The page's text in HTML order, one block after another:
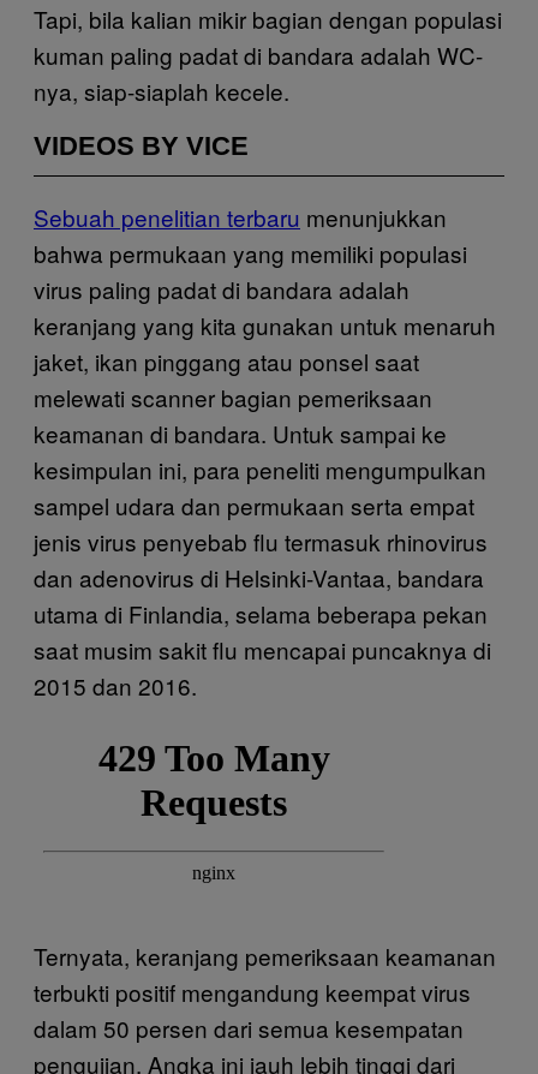
Tapi, bila kalian mikir bagian dengan populasi
kuman paling padat di bandara adalah WC-
nya, siap-siaplah kecele.
VIDEOS BY VICE
Sebuah penelitian terbaru menunjukkan
bahwa permukaan yang memiliki populasi
virus paling padat di bandara adalah
keranjang yang kita gunakan untuk menaruh
jaket, ikan pinggang atau ponsel saat
melewati scanner bagian pemeriksaan
keamanan di bandara. Untuk sampai ke
kesimpulan ini, para peneliti mengumpulkan
sampel udara dan permukaan serta empat
jenis virus penyebab flu termasuk rhinovirus
dan adenovirus di Helsinki-Vantaa, bandara
utama di Finlandia, selama beberapa pekan
saat musim sakit flu mencapai puncaknya di
2015 dan 2016.
Ternyata, keranjang pemeriksaan keamanan
terbukti positif mengandung keempat virus
dalam 50 persen dari semua kesempatan
pengujian. Angka ini jauh lebih tinggi dari